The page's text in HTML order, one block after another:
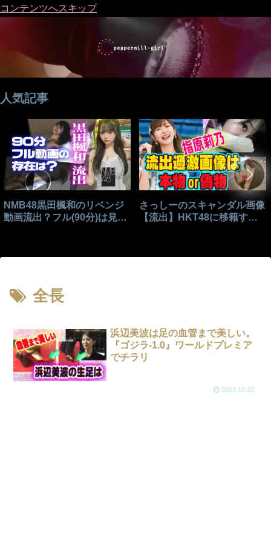
コンテンツへスキップ
人気記事
NMB48黒田楓和のリベンジ
動画流出？フル(90分)は見れ
さっしーのスキャンダル画像
【流出】HKT48に移籍する
全長
浜辺美波は足の血管まで美しい。
『ゴジラ-1.0』ワールドプレミア
でチラリ
2023.10.22